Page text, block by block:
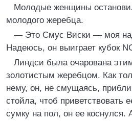
Молодые женщины
молодого жеребца.
— Это Смус Виски — моя
Надеюсь, он выиграет кубок
Линдси была очарована
золотистым жеребцом. Как
нему, он, не смущаясь,
стойла, чтоб приветствовать
сумку на пол, он ее коснулся.